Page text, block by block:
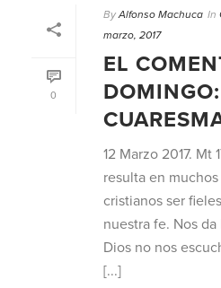
0
By Alfonso Machuca In
marzo, 2017
EL
12 Marzo 2017. Mt
resulta en
cristianos ser
nuestra fe. Nos
Dios no nos
[...]